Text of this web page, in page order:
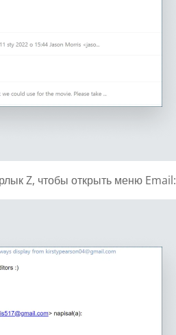
Z, чтобы открыть меню Email: